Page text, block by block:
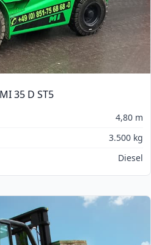
35 D ST5
4,80 m
3.500 kg
Diesel